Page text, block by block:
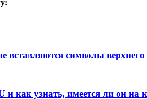
вставляются символы верхнего
и как узнать, имеется ли он на